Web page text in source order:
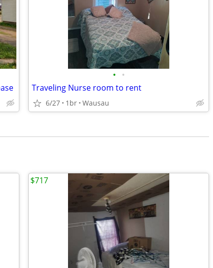
• •
Traveling Nurse room to rent
6/27 1br Wausau
$717